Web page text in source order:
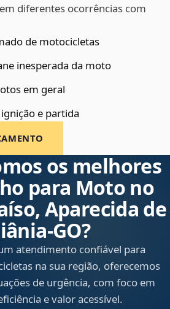
diferentes ocorrências com
de motocicletas
inesperada da moto
em geral
e partida
os melhores
para Moto no
Aparecida de
atendimento confiável para
na sua região, oferecemos
de urgência, com foco em
e valor acessível.